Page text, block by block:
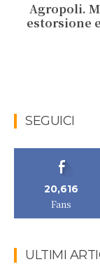
Agropoli.
estorsione
SEGUICI
20,616
Fans
ULTIMI